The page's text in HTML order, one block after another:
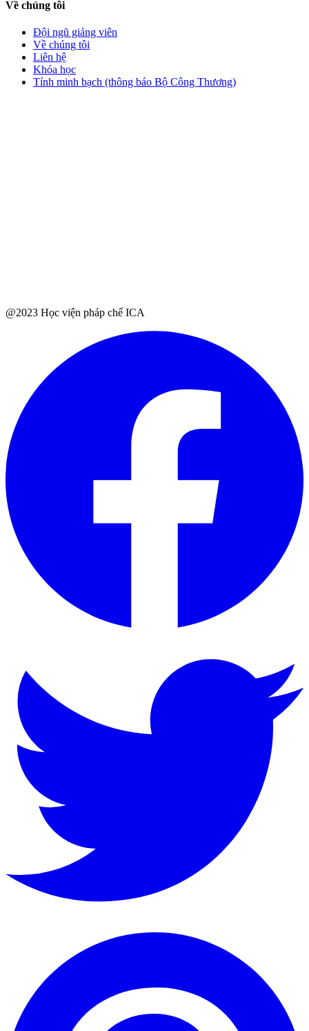
Về chúng tôi
Đội ngũ giảng viên
Về chúng tôi
Liên hệ
Khóa học
Tính minh bạch (thông báo Bộ Công Thương)
@2023 Học viện pháp chế ICA